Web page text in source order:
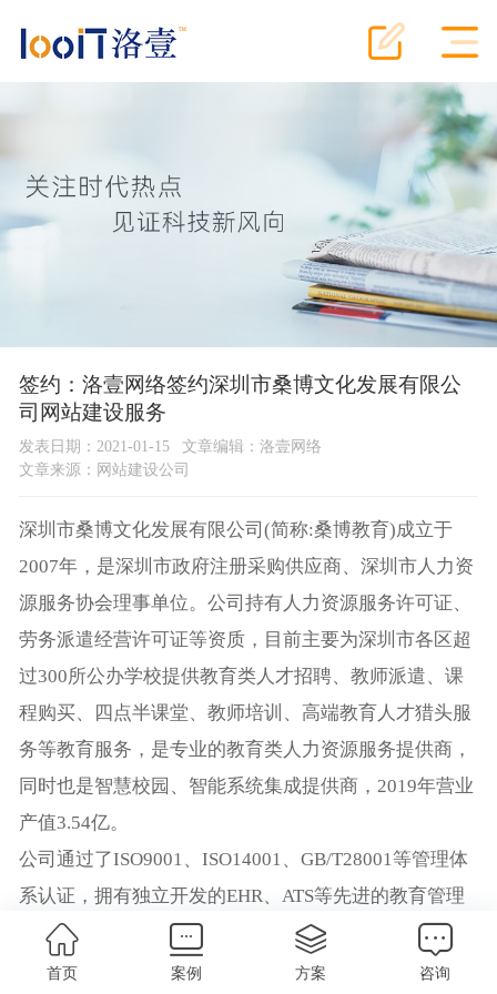
签约：洛壹网络签约深圳市桑博文化发展有限公
司网站建设服务
发表日期：2021-01-15
文章编辑：洛壹网络
文章来源： 网站建设公司
深圳市桑博文化发展有限公司(简称:桑博教育)成立于
2007年，是深圳市政府注册采购供应商、深圳市人力资
源服务协会理事单位。公司持有人力资源服务许可证、
劳务派遣经营许可证等资质，目前主要为深圳市各区超
过300所公办学校提供教育类人才招聘、教师派遣、课
程购买、四点半课堂、教师培训、高端教育人才猎头服
务等教育服务，是专业的教育类人力资源服务提供商，
同时也是智慧校园、智能系统集成提供商，2019年营业
产值3.54亿。
公司通过了ISO9001、ISO14001、GB/T28001等管理体
系认证，拥有独立开发的EHR、ATS等先进的教育管理
系统，拥有一批教育行业资深专家和精通业务、高效精
干的服务团队，丰富的行业服务经验，竭诚为客户提供
首页 案例 方案 咨询